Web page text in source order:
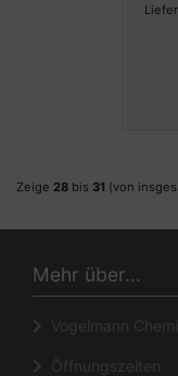
Zeige 28 bis 31 (von
Mehr über...
Vogelmann
Öffnungszeiten